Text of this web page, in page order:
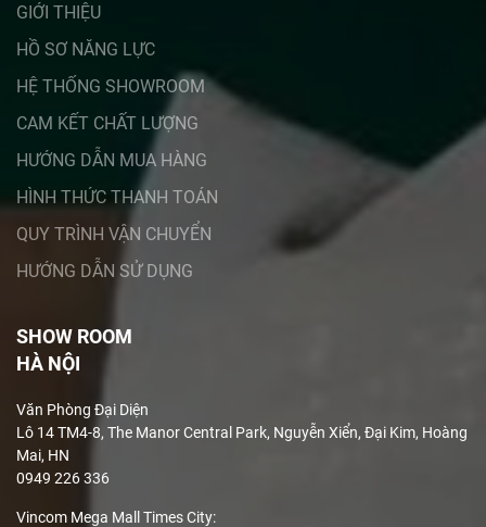
GIỚI THIỆU
HỒ SƠ NĂNG LỰC
HỆ THỐNG SHOWROOM
CAM KẾT CHẤT LƯỢNG
HƯỚNG DẪN MUA HÀNG
HÌNH THỨC THANH TOÁN
QUY TRÌNH VẬN CHUYỂN
HƯỚNG DẪN SỬ DỤNG
SHOW ROOM
HÀ NỘI
Văn Phòng Đại Diện
Lô 14 TM4-8, The Manor Central Park, Nguyễn Xiển, Đại Kim, Hoàng
Mai, HN
0949 226 336
Vincom Mega Mall Times City: